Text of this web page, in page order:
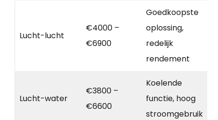
Lucht-lucht
€4000 –
€6900
Goedkoopste
oplossing,
redelijk
rendement
Lucht-water
€3800 –
€6600
Koelende
functie, hoog
stroomgebruik